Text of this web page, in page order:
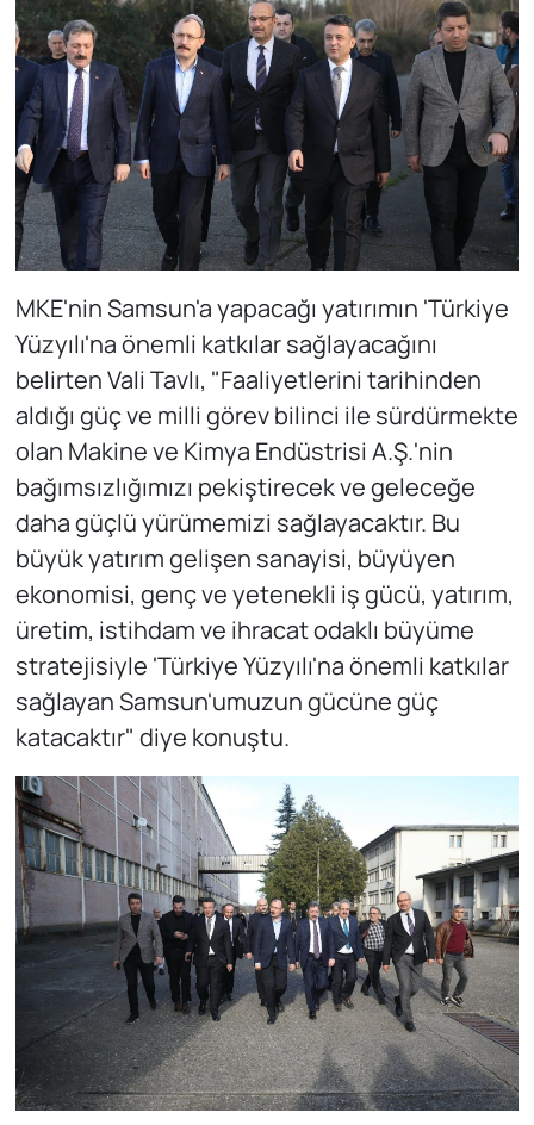
MKE'nin Samsun'a yapacağı yatırımın 'Türkiye
Yüzyılı'na önemli katkılar sağlayacağını
belirten Vali Tavlı, "Faaliyetlerini tarihinden
aldığı güç ve milli görev bilinci ile sürdürmekte
olan Makine ve Kimya Endüstrisi A.Ş.'nin
bağımsızlığımızı pekiştirecek ve geleceğe
daha güçlü yürümemizi sağlayacaktır. Bu
büyük yatırım gelişen sanayisi, büyüyen
ekonomisi, genç ve yetenekli iş gücü, yatırım,
üretim, istihdam ve ihracat odaklı büyüme
stratejisiyle 'Türkiye Yüzyılı'na önemli katkılar
sağlayan Samsun'umuzun gücüne güç
katacaktır" diye konuştu.